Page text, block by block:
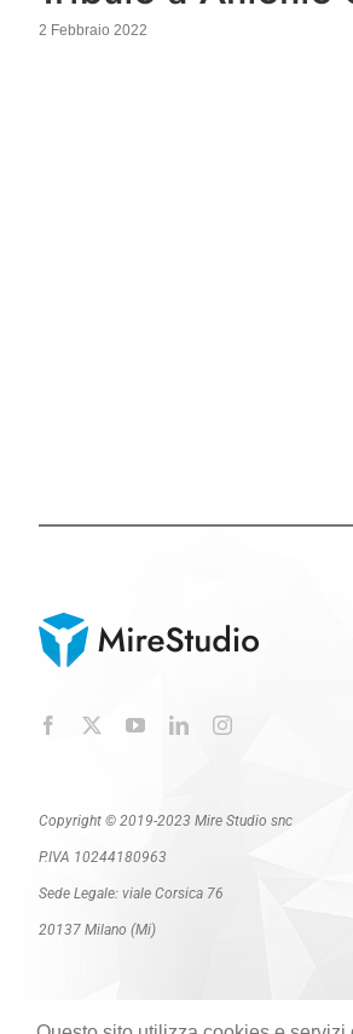
2 Febbraio 2022
Copyright © 2019-2023 Mire Studio snc
P.IVA 10244180963
Sede Legale: viale Corsica 76
20137 Milano (Mi)